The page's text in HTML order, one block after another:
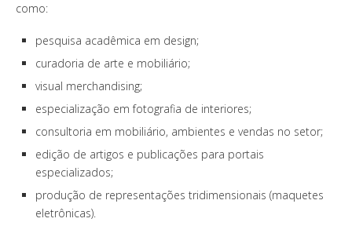
como:
pesquisa acadêmica em design;
curadoria de arte e mobiliário;
visual merchandising;
especialização em fotografia de interiores;
consultoria em mobiliário, ambientes e vendas no setor;
edição de artigos e publicações para portais
especializados;
produção de representações tridimensionais (maquetes
eletrônicas).